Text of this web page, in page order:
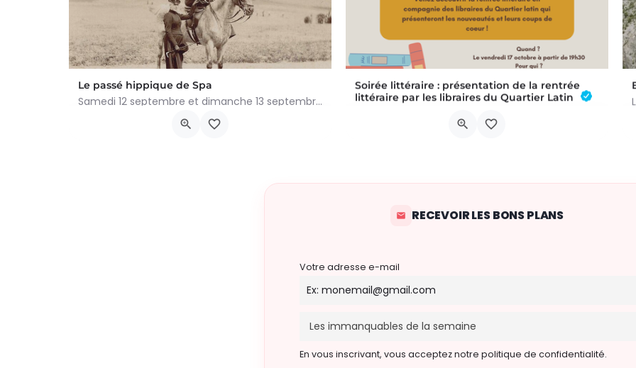
Le passé hippique de Spa
Samedi 12 septembre et dimanche 13 septembre 2026, plongez dans l'histoire fascinante du cheval à…
Avenue Reine Astrid, Spa
Soirée littéraire : présentation de la rentrée
littéraire par les libraires du Quartier Latin
RECEVOIR LES BONS PLANS
Votre adresse e-mail
En vous inscrivant, vous acceptez notre politique de confidentialité.